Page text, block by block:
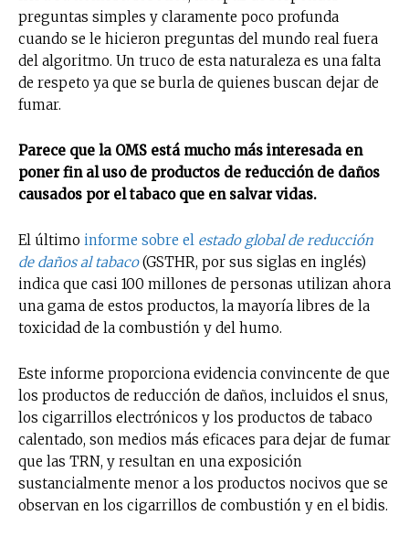
preguntas simples y claramente poco profunda
cuando se le hicieron preguntas del mundo real fuera
del algoritmo. Un truco de esta naturaleza es una falta
de respeto ya que se burla de quienes buscan dejar de
fumar.
Parece que la OMS está mucho más interesada en
poner fin al uso de productos de reducción de daños
causados por el tabaco que en salvar vidas.
El último informe sobre el estado global de reducción
de daños al tabaco (GSTHR, por sus siglas en inglés)
indica que casi 100 millones de personas utilizan ahora
una gama de estos productos, la mayoría libres de la
toxicidad de la combustión y del humo.
Este informe proporciona evidencia convincente de que
los productos de reducción de daños, incluidos el snus,
los cigarrillos electrónicos y los productos de tabaco
calentado, son medios más eficaces para dejar de fumar
que las TRN, y resultan en una exposición
sustancialmente menor a los productos nocivos que se
observan en los cigarrillos de combustión y en el bidis.